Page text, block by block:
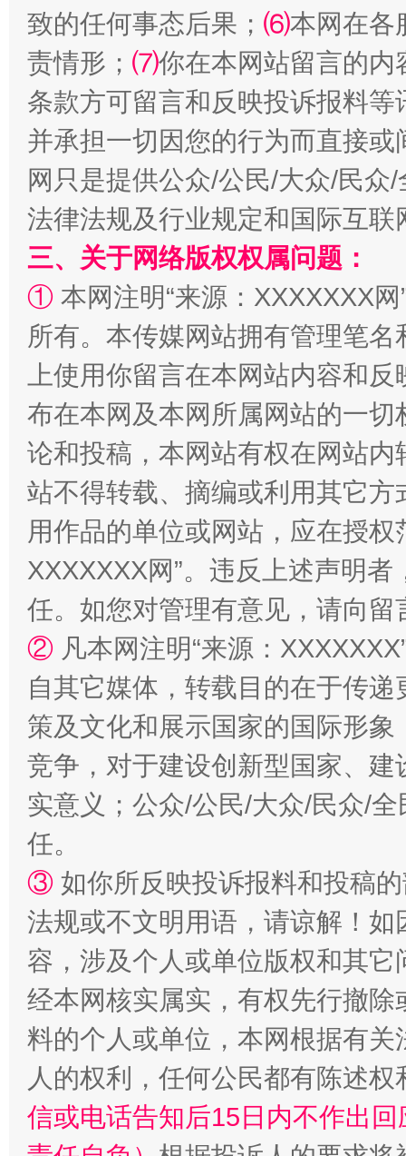
国家大学科技园优化重塑工作
扯下公款旅游的“隐身衣” 如何以
致的任何事态后果； ⑹本网在各
责情形； ⑺你在本网站留言的内
条款方可留言和反映投诉报料
并承担一切因您的行为而直接
网只是提供公众/公民/大众/民
法律法规及行业规定和国际互
三、关于网络版权权属问题：
① 本网注明“来源：XXXXXXX
所有。本传媒网站拥有管理笔
上使用你留言在本网站内容和
布在本网及本网所属网站的一
论和投稿，本网站有权在网站
站不得转载、摘编或利用其它
用作品的单位或网站，应在授
XXXXXXX网”。违反上述声明
任。如您对管理有意见，请向
② 凡本网注明“来源：
自其它媒体，转载目的在于传
策及文化和展示国家的国际形
竞争，对于建设创新型国家、
实意义；公众/公民/大众/民众/
任。
③ 如你所反映投诉报料和投稿
法规或不文明用语，请谅解！
容，涉及个人或单位版权和其它
经本网核实属实，有权先行撤
料的个人或单位，本网根据有
人的权利，任何公民都有陈述
信或电话告知后15日内不作出